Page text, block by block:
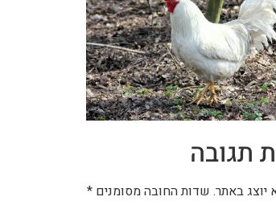
תגובה
יוצג באתר. שדות החובה מסומנים *